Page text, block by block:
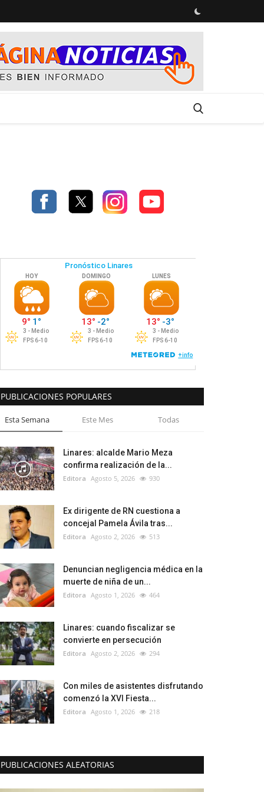
PUBLICACIONES POPULARES
Esta Semana Este Mes Todas
Linares: alcalde Mario Meza
confirma realización de la...
Editora Agosto 5, 2026 930
Ex dirigente de RN cuestiona a
concejal Pamela Ávila tras...
Editora Agosto 2, 2026 513
Denuncian negligencia médica en la
muerte de niña de un...
Editora Agosto 1, 2026 464
Linares: cuando fiscalizar se
convierte en persecución
Editora Agosto 2, 2026 294
Con miles de asistentes disfrutando
comenzó la XVI Fiesta...
Editora Agosto 1, 2026 218
PUBLICACIONES ALEATORIAS